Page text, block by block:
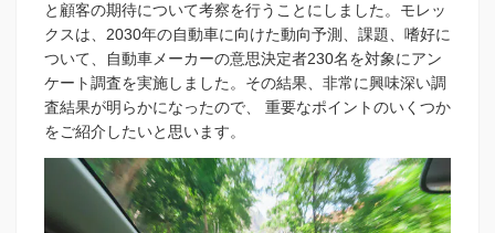
と顧客の期待について考察を行うことにしました。モレッ
クスは、2030年の自動車に向けた動向予測、課題、嗜好に
ついて、自動車メーカーの意思決定者230名を対象にアン
ケート調査を実施しました。その結果、非常に興味深い調
査結果が明らかになったので、 重要なポイントのいくつか
をご紹介したいと思います。